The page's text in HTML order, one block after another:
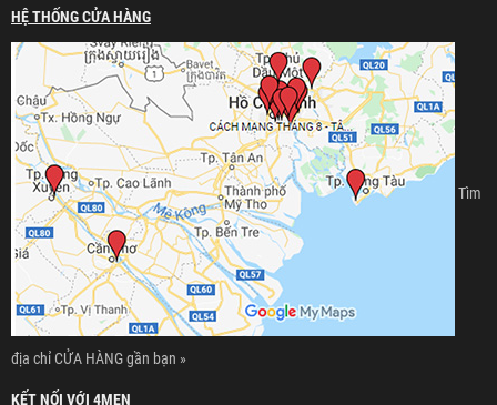
HỆ THỐNG CỬA HÀNG
Tìm
địa chỉ CỬA HÀNG gần bạn »
KẾT NỐI VỚI 4MEN